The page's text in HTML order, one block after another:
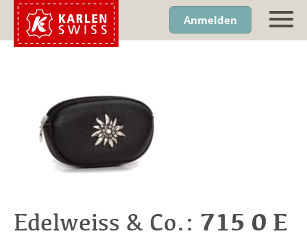
Anmelden
Edelweiss & Co.: 715 0 E